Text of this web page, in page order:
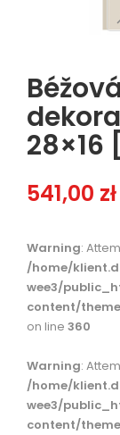
28×16
541,00 zł
Warning:
/home/
wee3/
content/
on line 360
Warning:
/home/
wee3/
content/